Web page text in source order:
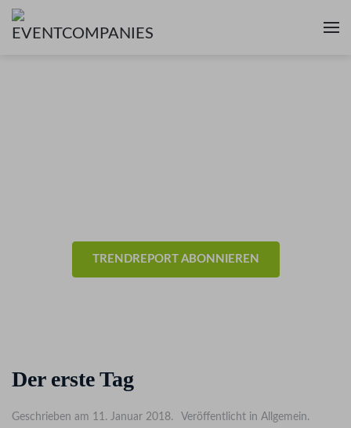
TRENDREPORT ABONNIEREN
Der erste Tag
Geschrieben am 11. Januar 2018. Veröffentlicht in Allgemein.